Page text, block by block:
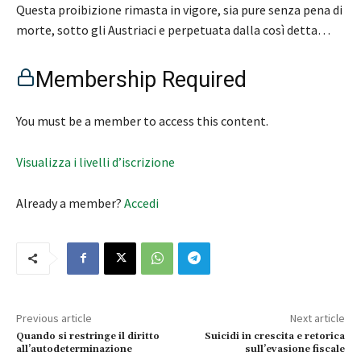
Questa proibizione rimasta in vigore, sia pure senza pena di
morte, sotto gli Austriaci e perpetuata dalla così detta…
Membership Required
You must be a member to access this content.
Visualizza i livelli d’iscrizione
Already a member? Accedi
Previous article
Quando si restringe il diritto
all’autodeterminazione
Next article
Suicidi in crescita e retorica
sull’evasione fiscale